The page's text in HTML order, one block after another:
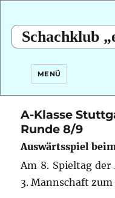
Schachklub
MENÜ
A-Klasse
Runde 8/9
Auswärtsspiel
Am 8. Spieltag
3. Mannschaft zum